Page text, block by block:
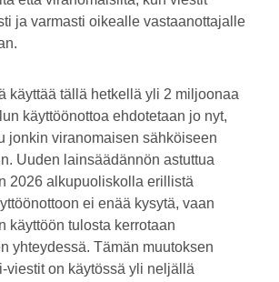
ja varmasti oikealle vastaanottajalle
käyttää tällä hetkellä yli 2 miljoonaa
käyttöönottoa ehdotetaan jo nyt,
jonkin viranomaisen sähköiseen
Uuden lainsäädännön astuttua
2026 alkupuoliskolla erillistä
ei enää kysytä, vaan
käyttöön tulosta kerrotaan
yhteydessä. Tämän muutoksen
viestit on käytössä yli neljällä